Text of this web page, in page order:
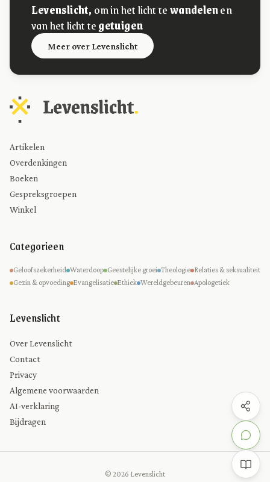
Levenslicht, om in het licht tewandelenen
van het licht tegetuigen
Meer over Levenslicht
Artikelen
Overdenkingen
Boeken
Gespreksgroepen
Winkel
Categorieen
Geloofszekerheid Waterdoop Geestelijke groei Theologie Relaties & seksualiteit
Gezin & opvoeding Evangelisatie Ethiek Wereldgebeuren Apologetiek
Levenslicht
Over Levenslicht
Contact
Privacy
Algemene voorwaarden
AI-verklaring
Bijdragen
© 2026 Levenslicht